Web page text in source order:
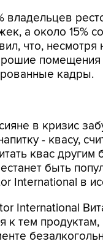
владельцев
а около 15%
что, несмотря
кадры.
в кризис
- квасу,
квас
быть
International в
International
к тем